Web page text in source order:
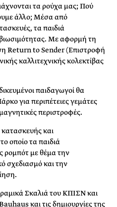
τα ρούχα μας; Πού
άλλο; Μέσα από
τα παιδιά
Με αφορμή τη
Return to Sender (Επιστροφή
καλλιτεχνικής κολεκτίβας
παιδαγωγοί θα
για περιπέτειες γεμάτες
περιστροφές.
και
οποίο τα παιδιά
ρομπότ με θέμα την
σχεδιασμό και την
Σκαλιά του ΚΠΙΣΝ και
και τις δημιουργίες της